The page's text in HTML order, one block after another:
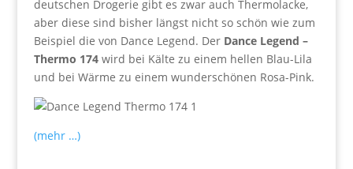
deutschen Drogerie gibt es zwar auch Thermolacke,
aber diese sind bisher längst nicht so schön wie zum
Beispiel die von Dance Legend. Der Dance Legend –
Thermo 174wird bei Kälte zu einem hellen Blau-Lila
und bei Wärme zu einem wunderschönen Rosa-Pink.
(mehr …)